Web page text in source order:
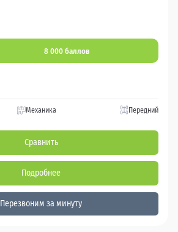
8 000 баллов
Механика Передний
Сравнить
Подробнее
Перезвоним за минуту